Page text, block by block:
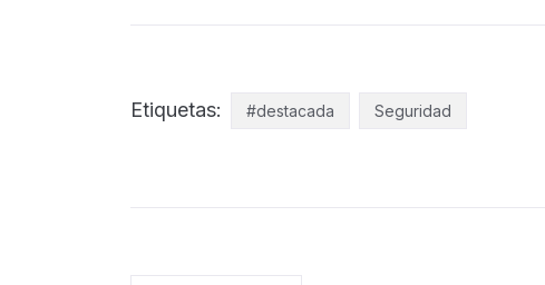
Etiquetas: #destacada Seguridad